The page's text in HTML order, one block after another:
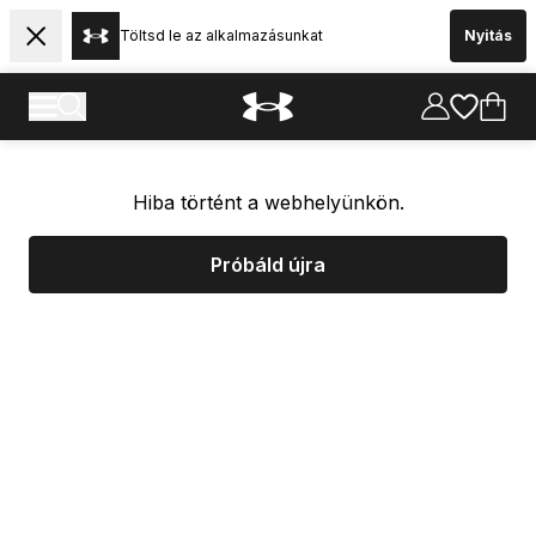
Töltsd le az alkalmazásunkat Nyitás
Hiba történt a webhelyünkön.
Próbáld újra